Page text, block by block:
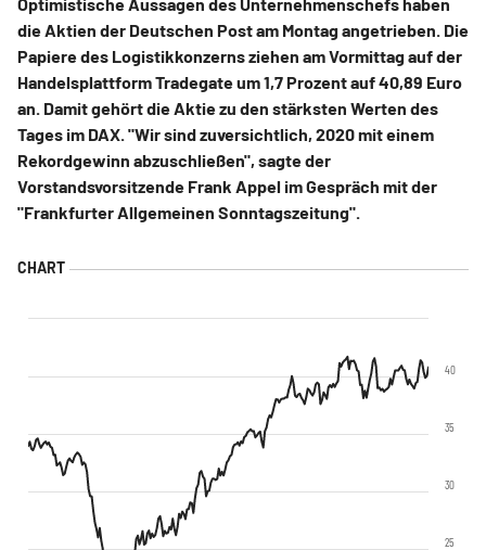
die Aktien der Deutschen Post am Montag angetrieben. Die
Papiere des Logistikkonzerns ziehen am Vormittag auf der
Handelsplattform Tradegate um 1,7 Prozent auf 40,89 Euro
an. Damit gehört die Aktie zu den stärksten Werten des
Tages im DAX. "Wir sind zuversichtlich, 2020 mit einem
Rekordgewinn abzuschließen", sagte der
Vorstandsvorsitzende Frank Appel im Gespräch mit der
"Frankfurter Allgemeinen Sonntagszeitung".
25
30
35
40